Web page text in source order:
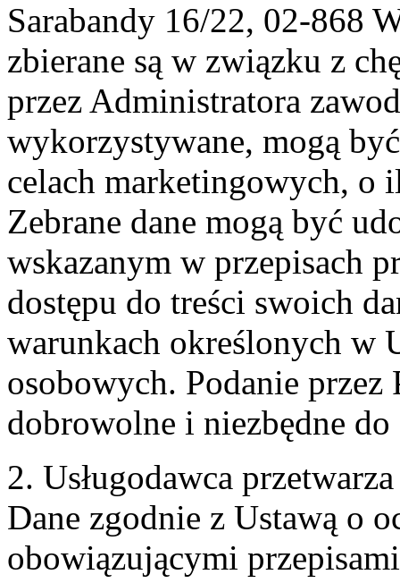
Sarabandy 16/22, 02-868
zbierane są w związku z
przez Administratora
wykorzystywane, mogą
celach marketingowych, o
Zebrane dane mogą być
wskazanym w przepisach
dostępu do treści swoich
warunkach określonych w
osobowych. Podanie przez
dobrowolne i niezbędne
2. Usługodawca
Dane zgodnie z Ustawą o
obowiązującymi